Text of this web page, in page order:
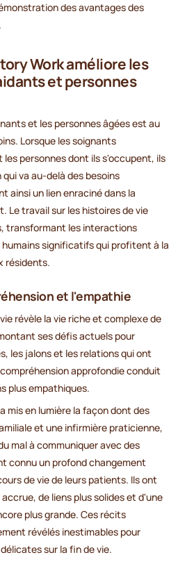
des avantages des
Work améliore les
et personnes
et les personnes âgées est au
Lorsque les soignants
personnes dont ils s'occupent, ils
va au-delà des besoins
ainsi un lien enraciné dans la
Le travail sur les histoires de vie
transformant les interactions
humains significatifs qui profitent à la
résidents.
et l'empathie
révèle la vie riche et complexe de
ses défis actuels pour
les jalons et les relations qui ont
approfondie conduit
plus empathiques.
mis en lumière la façon dont des
et une infirmière praticienne,
mal à communiquer avec des
connu un profond changement
de vie de leurs patients. Ils ont
de liens plus solides et d'une
plus grande. Ces récits
révélés inestimables pour
sur la fin de vie.